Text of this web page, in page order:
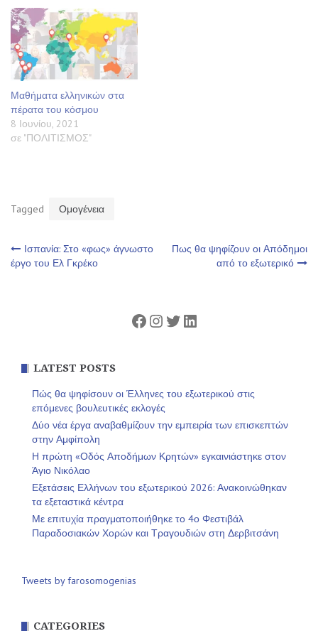
Μαθήματα ελληνικών στα
πέρατα του κόσμου
8 Ιουνίου, 2021
σε "ΠΟΛΙΤΙΣΜΟΣ"
Tagged Ομογένεια
Πλοήγηση
Ισπανία: Στο «φως» άγνωστο
έργο του Ελ Γκρέκο
Πως θα ψηφίζουν οι Απόδημοι
από το εξωτερικό
Facebook
Instagram
Twitter
Linkedin
LATEST POSTS
Πώς θα ψηφίσουν οι Έλληνες του εξωτερικού στις
επόμενες βουλευτικές εκλογές
Δύο νέα έργα αναβαθμίζουν την εμπειρία των επισκεπτών
στην Αμφίπολη
Η πρώτη «Οδός Αποδήμων Κρητών» εγκαινιάστηκε στον
Άγιο Νικόλαο
Εξετάσεις Ελλήνων του εξωτερικού 2026: Ανακοινώθηκαν
τα εξεταστικά κέντρα
Με επιτυχία πραγματοποιήθηκε το 4ο Φεστιβάλ
Παραδοσιακών Χορών και Τραγουδιών στη Δερβιτσάνη
Tweets by farosomogenias
CATEGORIES